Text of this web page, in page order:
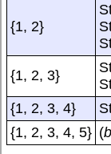
{1, 2}
{1, 2, 3}
{1, 2, 3, 4}
{1, 2, 3, 4, 5} (